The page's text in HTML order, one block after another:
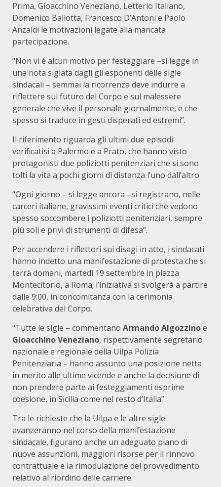
Prima, Gioacchino Veneziano, Letterio Italiano,
Domenico Ballotta, Francesco D’Antoni e Paolo
Anzaldi le motivazioni legate alla mancata
partecipazione.
“Non vi è alcun motivo per festeggiare –si legge in
una nota siglata dagli gli esponenti delle sigle
sindacali – semmai la ricorrenza deve indurre a
riflettere sul futuro del Corpo e sul malessere
generale che vive il personale giornalmente, e che
spesso si traduce in gesti disperati ed estremi”.
Il riferimento riguarda gli ultimi due episodi
verificatisi a Palermo e a Prato, che hanno visto
protagonisti due poliziotti penitenziari che si sono
tolti la vita a pochi giorni di distanza l’uno dall’altro.
“Ogni giorno – si legge ancora –si registrano, nelle
carceri italiane, gravissimi eventi critici che vedono
spesso soccombere i poliziotti penitenziari, sempre
più soli e privi di strumenti di difesa”.
Per accendere i riflettori sui disagi in atto, i sindacati
hanno indetto una manifestazione di protesta che si
terrà domani, martedì 19 settembre in piazza
Montecitorio, a Roma; l’iniziativa si svolgerà a partire
dalle 9:00, in concomitanza con la cerimonia
celebrativa del Corpo.
“Tutte le sigle – commentano Armando Algozzinoe
Gioacchino Veneziano, rispettivamente segretario
nazionale e regionale della Uilpa Polizia
Penitenziaria – hanno assunto una posizione netta
in merito alle ultime vicende e anche la decisione di
non prendere parte ai festeggiamenti esprime
coesione, in Sicilia come nel resto d’Italia”.
Tra le richieste che la Uilpa e le altre sigle
avanzeranno nel corso della manifestazione
sindacale, figurano anche un adeguato piano di
nuove assunzioni, maggiori risorse per il rinnovo
contrattuale e la rimodulazione del provvedimento
relativo al riordino delle carriere.